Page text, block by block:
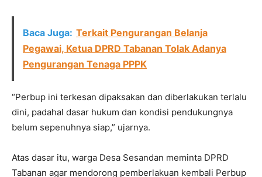
Baca Juga: Terkait Pengurangan Belanja
Pegawai, Ketua DPRD Tabanan Tolak Adanya
Pengurangan Tenaga PPPK
“Perbup ini terkesan dipaksakan dan diberlakukan terlalu
dini, padahal dasar hukum dan kondisi pendukungnya
belum sepenuhnya siap,” ujarnya.
Atas dasar itu, warga Desa Sesandan meminta DPRD
Tabanan agar mendorong pemberlakuan kembali Perbup